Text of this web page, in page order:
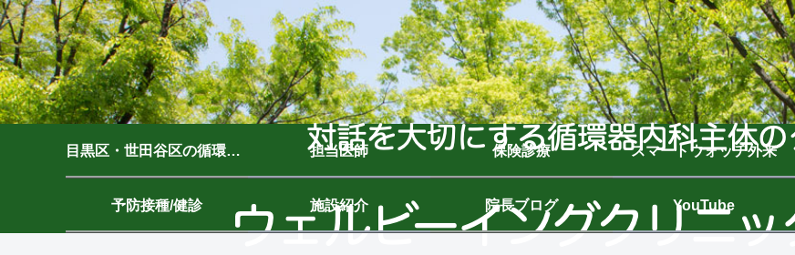
目黒区・世田谷区の循環器内科｜ウェルビーイングクリニック駒沢公園｜駒沢大学駅7分 担当医師 保険診療 スマートウォッチ外来
予防接種/健診 施設紹介 院長ブログ YouTube